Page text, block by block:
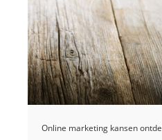
Online marketing kansen